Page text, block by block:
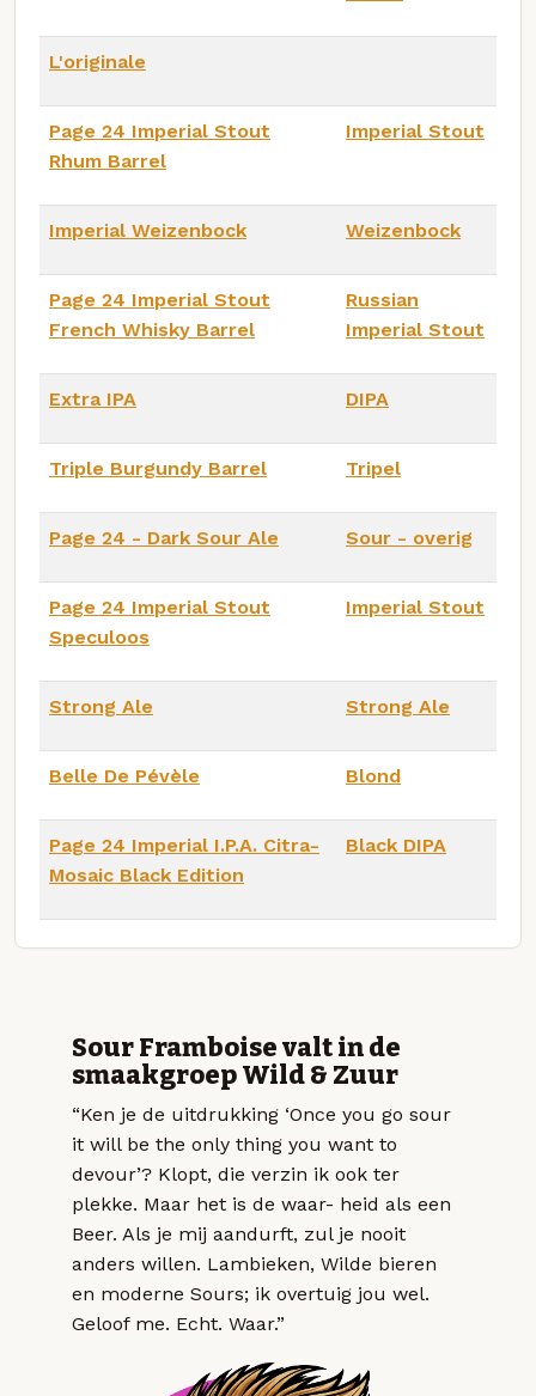
L'originale
Page 24 Imperial Stout
Rhum Barrel
Imperial Stout
Imperial Weizenbock Weizenbock
Page 24 Imperial Stout
French Whisky Barrel
Russian
Imperial Stout
Extra IPA DIPA
Triple Burgundy Barrel Tripel
Page 24 - Dark Sour Ale Sour - overig
Page 24 Imperial Stout
Speculoos
Imperial Stout
Strong Ale Strong Ale
Belle De Pévèle Blond
Page 24 Imperial I.P.A. Citra-
Mosaic Black Edition
Black DIPA
Sour Framboise valt in de
smaakgroep Wild & Zuur
“Ken je de uitdrukking ‘Once you go sour
it will be the only thing you want to
devour’? Klopt, die verzin ik ook ter
plekke. Maar het is de waar- heid als een
Beer. Als je mij aandurft, zul je nooit
anders willen. Lambieken, Wilde bieren
en moderne Sours; ik overtuig jou wel.
Geloof me. Echt. Waar.”